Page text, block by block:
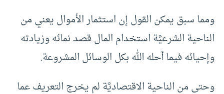
ومما سبق يمكن القول إن استثمار الأموال يعني من
الناحية الشرعيَّة استخدام المال قصد نمائه وزيادته
وإحيائه فيما أحله الله بكل الوسائل المشروعة.
وحتى من الناحية الاقتصاديَّة لم يخرج التعريف عما